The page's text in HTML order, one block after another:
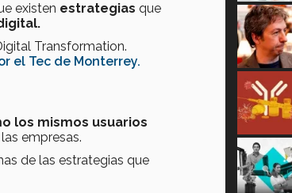
existen estrategias que
Transformation.
el Tec de Monterrey.
los mismos usuarios
empresas.
de las estrategias que